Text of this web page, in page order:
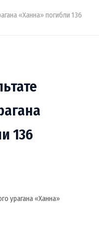
«Ханна» погибли 136
136
урагана «Ханна»